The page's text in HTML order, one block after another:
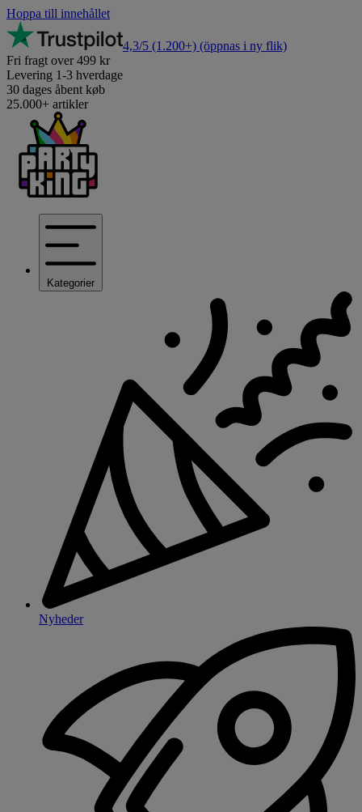
Hoppa till innehållet
4,3/5 (1.200+) (öppnas i ny flik)
Fri fragt over 499 kr
Levering 1-3 hverdage
30 dages åbent køb
25.000+ artikler
Kategorier
Nyheder